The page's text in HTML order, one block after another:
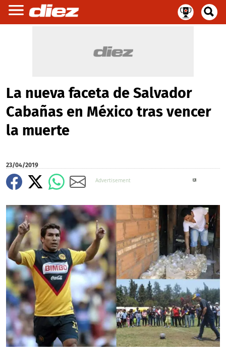
La nueva faceta de Salvador
Cabañas en México tras vencer
la muerte
23/04/2019
X